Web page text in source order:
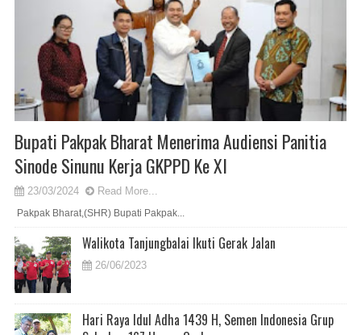
Bupati Pakpak Bharat Menerima Audiensi Panitia
Sinode Sinunu Kerja GKPPD Ke XI
23/03/2024 Read More...
Pakpak Bharat,(SHR) Bupati Pakpak...
Walikota Tanjungbalai Ikuti Gerak Jalan
26/06/2023
Hari Raya Idul Adha 1439 H, Semen Indonesia Grup